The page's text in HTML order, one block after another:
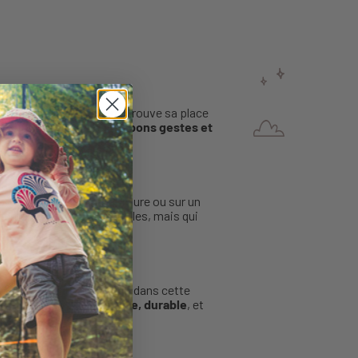
Huckleberry trouve sa place
, pourapprendre les bons gestes et
facilement à la ceinture ou sur un
Des détails simples, mais qui
explorateur s’inscrit dans cette
un
objet simple, durable, et